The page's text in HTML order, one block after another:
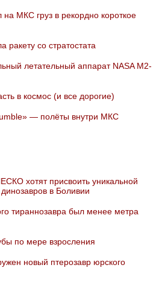
на МКС груз в рекордно короткое
ракету со стратостата
летательный аппарат NASA M2-
в космос (и все дорогие)
— полёты внутри МКС
хотят присвоить уникальной
в Боливии
тираннозавра был менее метра
по мере взросления
новый птерозавр юрского